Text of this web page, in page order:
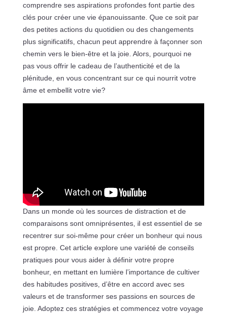
comprendre ses aspirations profondes font partie des
clés pour créer une vie épanouissante. Que ce soit par
des petites actions du quotidien ou des changements
plus significatifs, chacun peut apprendre à façonner son
chemin vers le bien-être et la joie. Alors, pourquoi ne
pas vous offrir le cadeau de l’authenticité et de la
plénitude, en vous concentrant sur ce qui nourrit votre
âme et embellit votre vie?
Dans un monde où les sources de distraction et de
comparaisons sont omniprésentes, il est essentiel de se
recentrer sur soi-même pour créer un bonheur qui nous
est propre. Cet article explore une variété de conseils
pratiques pour vous aider à définir votre propre
bonheur, en mettant en lumière l’importance de cultiver
des habitudes positives, d’être en accord avec ses
valeurs et de transformer ses passions en sources de
joie. Adoptez ces stratégies et commencez votre voyage